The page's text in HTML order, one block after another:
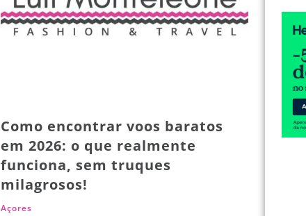
Como encontrar voos baratos
em 2026: o que realmente
funciona, sem truques
milagrosos!
Açores